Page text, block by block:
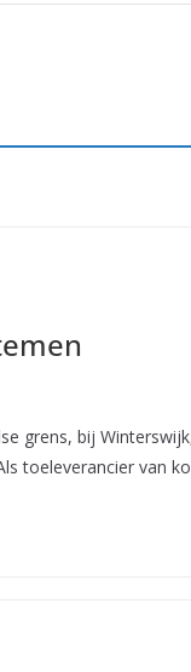
grens, bij
toeleverancier van